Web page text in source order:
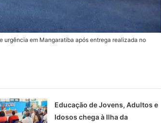
urgência em Mangaratiba após entrega realizada no
Educação de Jovens, Adultos e
Idosos chega à Ilha da